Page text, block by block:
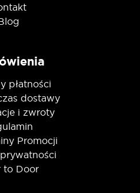
płatności
dostawy
i zwroty
Promocji
to Door